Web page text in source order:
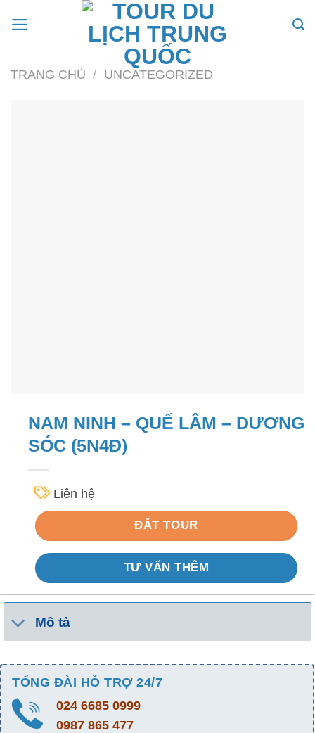
TRANG CHỦ / UNCATEGORIZED
NAM NINH – QUẾ LÂM – DƯƠNG
SÓC (5N4Đ)
Liên hệ
ĐẶT TOUR
TƯ VẤN THÊM
Mô tả
TỔNG ĐÀI HỖ TRỢ 24/7
024 6685 0999
0987 865 477